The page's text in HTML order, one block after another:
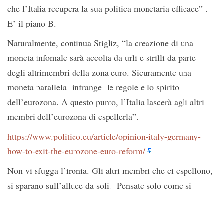
che l’Italia recupera la sua politica monetaria efficace” .
E’ il piano B.
Naturalmente, continua Stigliz, “la creazione di una
moneta infomale sarà accolta da urli e strilli da parte
degli altrimembri della zona euro. Sicuramente una
moneta parallela infrange le regole e lo spirito
dell’eurozona. A questo punto, l’Italia lascerà agli altri
membri dell’eurozona di espellerla”.
https://www.politico.eu/article/opinion-italy-germany-
how-to-exit-the-eurozone-euro-reform/
Non vi sfugga l’ironia. Gli altri membri che ci espellono,
si sparano sull’alluce da soli. Pensate solo come si